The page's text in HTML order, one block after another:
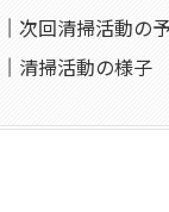
次回清掃活動の
清掃活動の様子